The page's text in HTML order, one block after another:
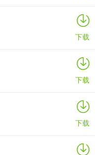
下载
下载
下载